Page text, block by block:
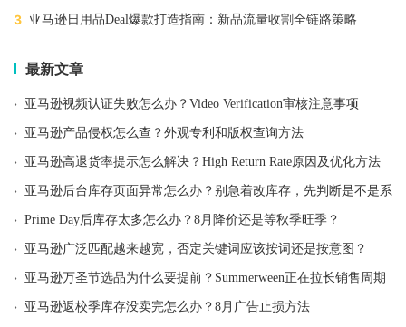
3 亚马逊日用品Deal爆款打造指南：新品流量收割全链路策略
最新文章
· 亚马逊视频认证失败怎么办？Video Verification审核注意事项
· 亚马逊产品侵权怎么查？外观专利和版权查询方法
· 亚马逊高退货率提示怎么解决？High Return Rate原因及优化方法
· 亚马逊后台库存页面异常怎么办？别急着改库存，先判断是不是系
· Prime Day后库存太多怎么办？8月降价还是等秋季旺季？
· 亚马逊广泛匹配越来越宽，否定关键词应该按词还是按意图？
· 亚马逊万圣节选品为什么要提前？Summerween正在拉长销售周期
· 亚马逊返校季库存没卖完怎么办？8月广告止损方法